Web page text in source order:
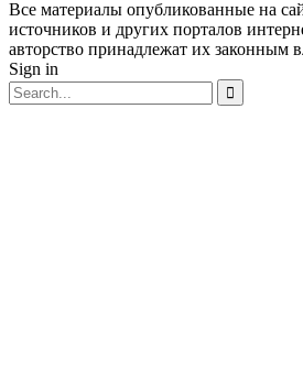
Все материалы опубликованные на
источников и других порталов
авторство принадлежат их законным
Sign in